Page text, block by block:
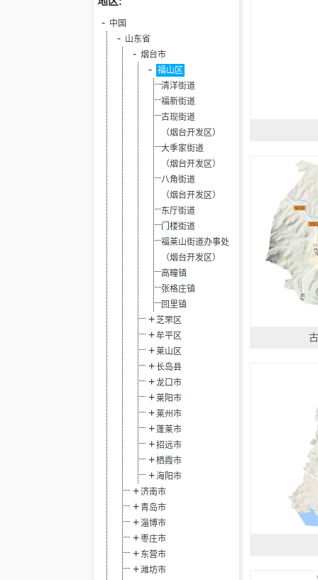
中国
山东省
烟台市
福山区
清洋街道
福新街道
古现街道
（烟台开发区）
大季家街道
（烟台开发区）
八角街道
（烟台开发区）
东厅街道
门楼街道
福莱山街道办事处
（烟台开发区）
高疃镇
张格庄镇
回里镇
芝罘区
牟平区
莱山区
长岛县
龙口市
莱阳市
莱州市
蓬莱市
招远市
栖霞市
海阳市
济南市
青岛市
淄博市
枣庄市
东营市
潍坊市